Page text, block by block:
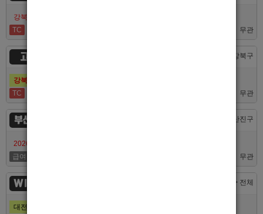
강북호빠 No1 남보도 프라다 성북, 노원, 강북, 수유 원콜
TC
무관
고추밭 서울 > 강북구
강북호빠 1등 수유 남자도우미(호빠) 고추밭에서 선수 구합니다
TC
무관
부산서면루나 부산 > 부산진구
2026/7/10일 가성비 부산 호스트빠 루나에서 식구 구합니다
급여협의
무관
WINNER 대전 > 전체
대전호빠 제일 오래된 박스에서 남보도, 호빠알바를 모집합니다